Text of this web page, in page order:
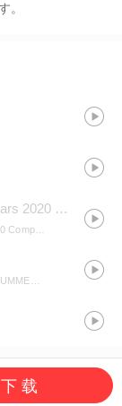
。
ーマソング
TIME"
下 载